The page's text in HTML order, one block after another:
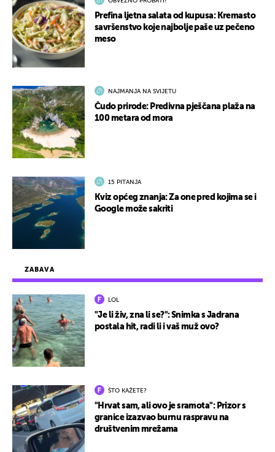
ZABAVA
LOL
"Je li živ, zna li se?": Snimka s Jadrana
postala hit, radi li i vaš muž ovo?
ŠTO KAŽETE?
"Hrvat sam, ali ovo je sramota": Prizor s
granice izazvao burnu raspravu na
društvenim mrežama
Prefina ljetna salata od kupusa: Kremasto
savršenstvo koje najbolje paše uz pečeno
meso
NAJMANJA NA SVIJETU
Čudo prirode: Predivna pješčana plaža na
100 metara od mora
15 PITANJA
Kviz općeg znanja: Za one pred kojima se i
Google može sakriti